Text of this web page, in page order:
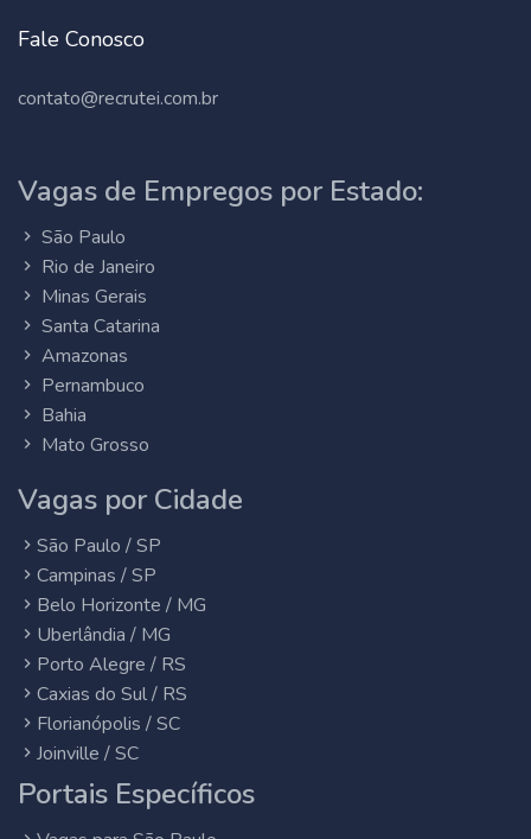
Fale Conosco
contato@recrutei.com.br
Vagas de Empregos por Estado:
São Paulo
Rio de Janeiro
Minas Gerais
Santa Catarina
Amazonas
Pernambuco
Bahia
Mato Grosso
Vagas por Cidade
São Paulo / SP
Campinas / SP
Belo Horizonte / MG
Uberlândia / MG
Porto Alegre / RS
Caxias do Sul / RS
Florianópolis / SC
Joinville / SC
Portais Específicos